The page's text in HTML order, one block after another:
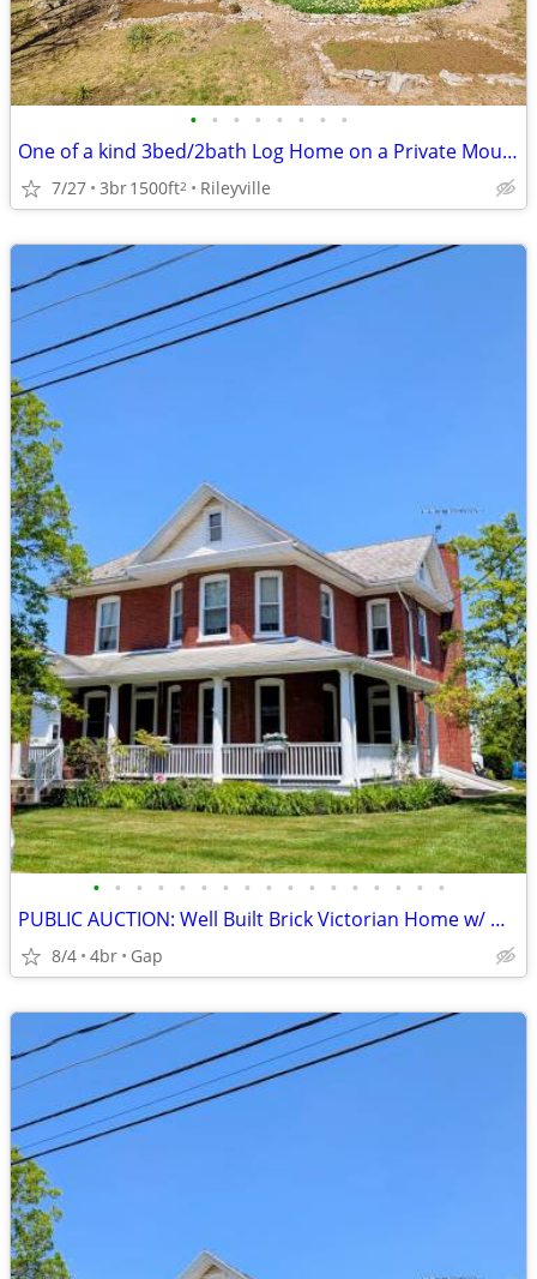
• • • • • • • •
One of a kind 3bed/2bath Log Home on a Private Mountain in Shenandoah
7/27 3br1500ft2 Rileyville
• • • • • • • • • • • • • • • • •
PUBLIC AUCTION: Well Built Brick Victorian Home w/ Det. 2 Car Garage
8/4 4br Gap